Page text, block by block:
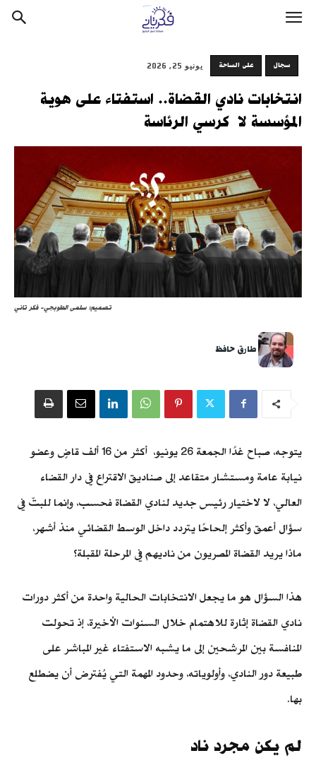
سجال على الساحة يونيو 25, 2026
انتخابات نادي القضاة.. استفتاء على هوية
المؤسسة لا كرسي الرئاسة
تصميم: سلمى الطوبجي- فكر تاني
طارق حافظ
يتوجه، صباح غدًا الجمعة 26 يونيو، أكثر من 16 ألف قاضٍ وعضو
نيابة عامة ومستشار متقاعد إلى صناديق الاقتراع في دار القضاء
العالي، لا لاختيار رئيس جديد لنادي القضاة فحسب، وإنما للبتّ في
سؤال أعمق وأكثر إلحاحًا يتردد داخل الوسط القضائي منذ أشهر،
ماذا يريد القضاة المصريون من ناديهم في المرحلة المقبلة؟
هذا السؤال هو ما يجعل الانتخابات الحالية واحدة من أكثر دورات
نادي القضاة إثارة للاهتمام خلال السنوات الأخيرة، إذ تحولت
المنافسة بين المرشحين إلى ما يشبه الاستفتاء غير المباشر على
طبيعة دور النادي، وأولوياته، وحدود المهمة التي يُفترض أن يضطلع
بها.
لم يكن مجرد ناد